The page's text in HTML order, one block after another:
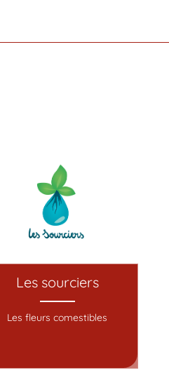
Les sourciers
Les fleurs comestibles